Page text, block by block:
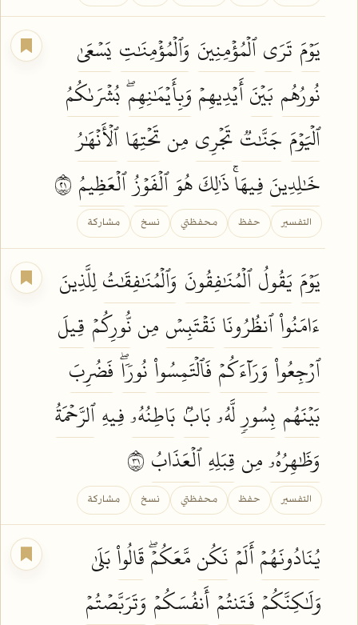
يَوۡمَ تَرَىٱلۡمُؤۡمِنِينَ وَٱلۡمُؤۡمِنَٰتِ يَسۡعَىٰ
نُورُهُم بَيۡنَأَيۡدِيهِمۡ وَبِأَيۡمَٰنِهِمۖبُشۡرَىٰكُمُ
ٱلۡيَوۡمَ جَنَّٰتٞ تَجۡرِي مِنتَحۡتِهَاٱلۡأَنۡهَٰرُ
خَٰلِدِينَفِيهَاۚ ذَٰلِكَ هُوَٱلۡفَوۡزُٱلۡعَظِيمُ
التفسير حفظ محفظتي نسخ مشاركة
يَوۡمَ يَقُولُٱلۡمُنَٰفِقُونَ وَٱلۡمُنَٰفِقَٰتُلِلَّذِينَ
ءَامَنُواْٱنظُرُونَا نَقۡتَبِسۡ مِننُّورِكُمۡ قِيلَ
ٱرۡجِعُواْ وَرَآءَكُمۡ فَٱلۡتَمِسُواْنُورٗاۖفَضُرِبَ
بَيۡنَهُم بِسُورٖلَّهُۥبَابُۢ بَاطِنُهُۥفِيهِٱلرَّحۡمَةُ
وَظَٰهِرُهُۥمِن قِبَلِهِٱلۡعَذَابُ
التفسير حفظ محفظتي نسخ مشاركة
يُنَادُونَهُمۡأَلَمۡ نَكُنمَّعَكُمۡۖقَالُواْبَلَىٰ
وَلَٰكِنَّكُمۡ فَتَنتُمۡ أَنفُسَكُمۡ وَتَرَبَّصۡتُمۡ